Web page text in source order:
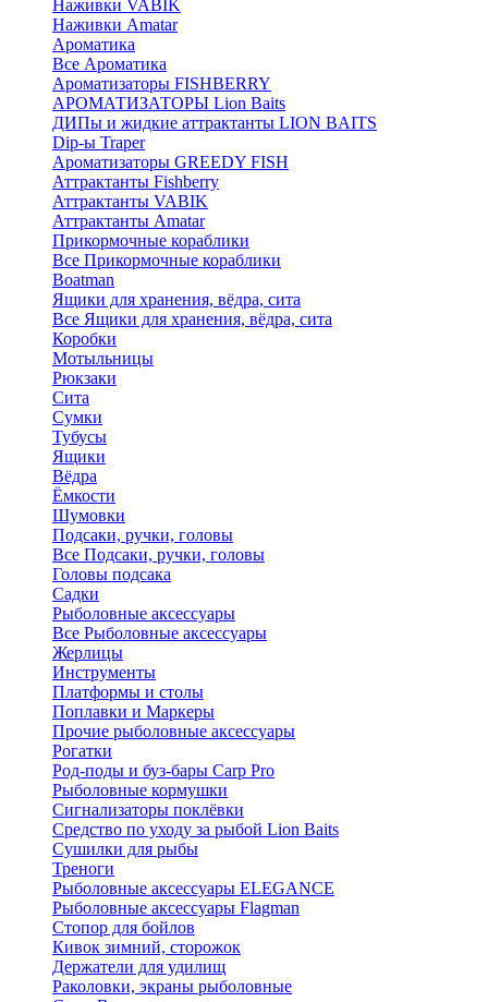
Наживки VABIK
Наживки Amatar
Ароматика
Все Ароматика
Ароматизаторы FISHBERRY
АРОМАТИЗАТОРЫ Lion Baits
ДИПы и жидкие аттрактанты LION BAITS
Dip-ы Traper
Ароматизаторы GREEDY FISH
Аттрактанты Fishberry
Аттрактанты VABIK
Аттрактанты Amatar
Прикормочные кораблики
Все Прикормочные кораблики
Boatman
Ящики для хранения, вёдра, сита
Все Ящики для хранения, вёдра, сита
Коробки
Мотыльницы
Рюкзаки
Сита
Сумки
Тубусы
Ящики
Вёдра
Ёмкости
Шумовки
Подсаки, ручки, головы
Все Подсаки, ручки, головы
Головы подсака
Садки
Рыболовные аксессуары
Все Рыболовные аксессуары
Жерлицы
Инструменты
Платформы и столы
Поплавки и Маркеры
Прочие рыболовные аксессуары
Рогатки
Род-поды и буз-бары Carp Pro
Рыболовные кормушки
Сигнализаторы поклёвки
Средство по уходу за рыбой Lion Baits
Сушилки для рыбы
Треноги
Рыболовные аксессуары ELEGANCE
Рыболовные аксессуары Flagman
Стопор для бойлов
Кивок зимний, сторожок
Держатели для удилищ
Раколовки, экраны рыболовные